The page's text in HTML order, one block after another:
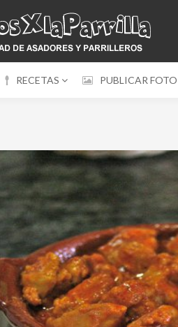
RECETAS PUBLICAR FOTO